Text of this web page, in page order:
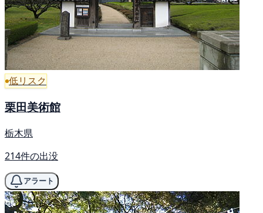
低リスク
栗田美術館
栃木県
214件の出没
アラート